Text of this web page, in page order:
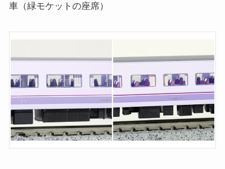
車（緑モケットの座席）